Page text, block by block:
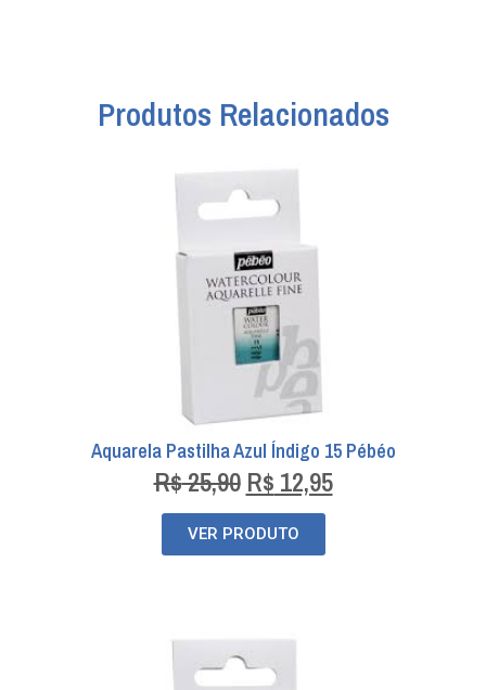
Produtos Relacionados
Aquarela Pastilha Azul Índigo 15 Pébéo
R$25,90 R$ 12,95
VER PRODUTO